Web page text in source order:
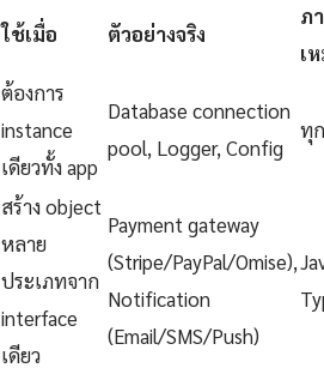
ใช้เมื่อ ตัวอย่างจริง
ภ
เ
ต้องการ
instance
เดียวทั้ง app
Database connection
pool, Logger, Config
ทุ
สร้าง object
หลาย
ประเภทจาก
interface
เดียว
Payment gateway
(Stripe/PayPal/Omise),
Notification
(Email/SMS/Push)